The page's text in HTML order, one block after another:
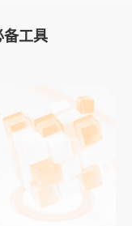
备工具